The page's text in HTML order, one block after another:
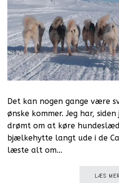
Det kan nogen gange være
ønske kommer. Jeg har,
drømt om at køre
bjælkehytte langt ude i de
læste alt om…
LÆS